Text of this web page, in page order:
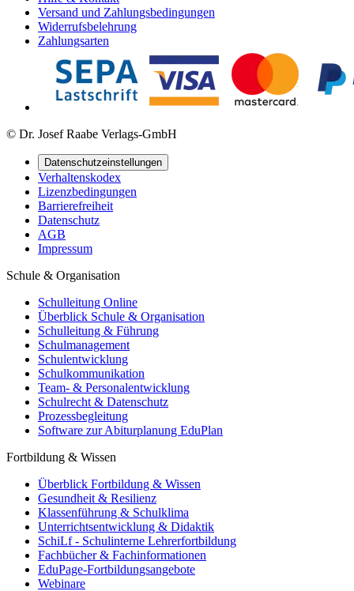
Versand und Zahlungsbedingungen
Widerrufsbelehrung
Zahlungsarten
© Dr. Josef Raabe Verlags-GmbH
Datenschutzeinstellungen
Verhaltenskodex
Lizenzbedingungen
Barrierefreiheit
Datenschutz
AGB
Impressum
Schule & Organisation
Schulleitung Online
Überblick Schule & Organisation
Schulleitung & Führung
Schulmanagement
Schulentwicklung
Schulkommunikation
Team- & Personalentwicklung
Schulrecht & Datenschutz
Prozessbegleitung
Software zur Abiturplanung EduPlan
Fortbildung & Wissen
Überblick Fortbildung & Wissen
Gesundheit & Resilienz
Klassenführung & Schulklima
Unterrichtsentwicklung & Didaktik
SchiLf - Schulinterne Lehrerfortbildung
Fachbücher & Fachinformationen
EduPage-Fortbildungsangebote
Webinare